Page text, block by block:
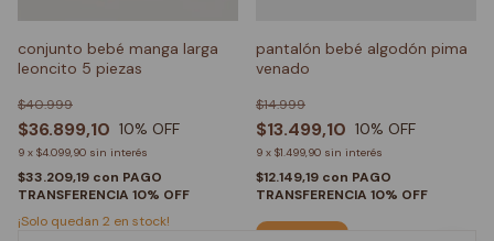
conjunto bebé manga larga
leoncito 5 piezas
$36.899,10
$40.999
10% OFF
9 x $4.099,90 sin interés
$33.209,19 con PAGO
TRANSFERENCIA 10% OFF
¡Solo quedan 2 en stock!
pantalón bebé algodón pima
venado
$13.499,10
$14.999
10% OFF
9 x $1.499,90 sin interés
$12.149,19 con PAGO
TRANSFERENCIA 10% OFF
Comprar